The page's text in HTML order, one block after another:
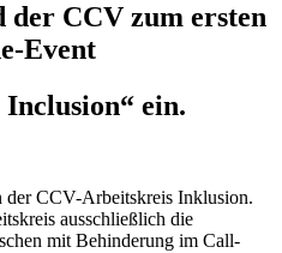
CCV zum ersten
Event
ein.
der CCV-Arbeitskreis Inklusion.
ausschließlich die
mit Behinderung im Call-